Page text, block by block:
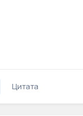
Цитата